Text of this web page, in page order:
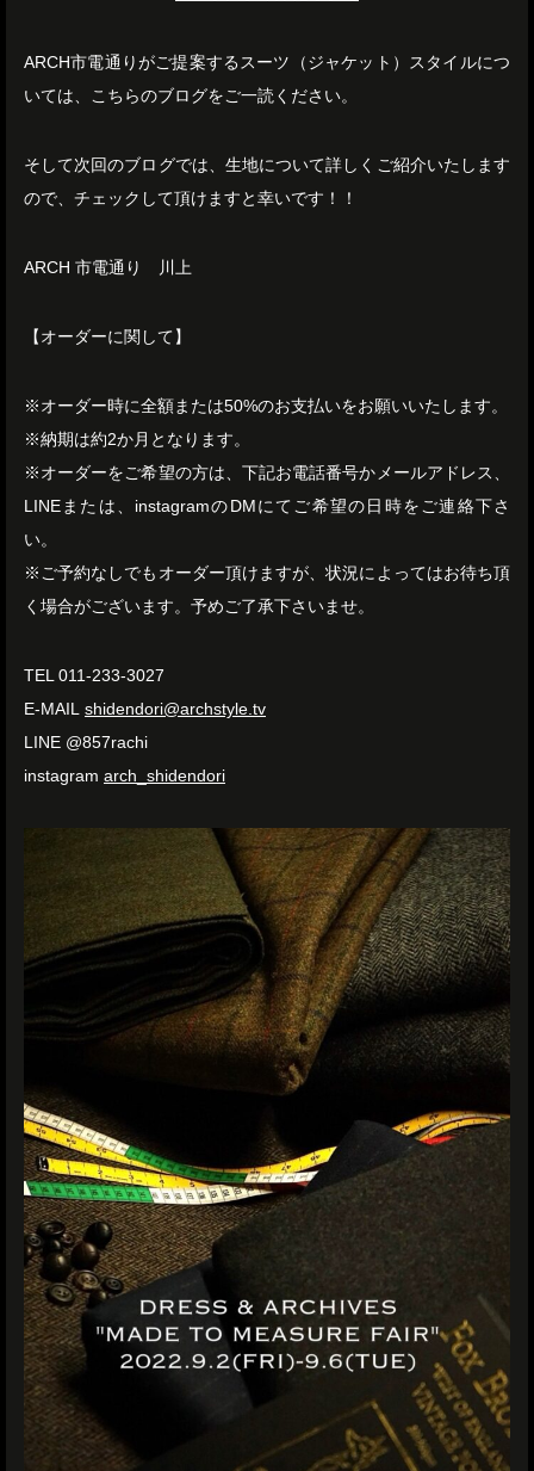
ARCH市電通りがご提案するスーツ（ジャケット）スタイルにつ
いては、こちらのブログをご一読ください。
そして次回のブログでは、生地について詳しくご紹介いたします
ので、チェックして頂けますと幸いです！！
ARCH 市電通り 川上
【オーダーに関して】
※オーダー時に全額または50%のお支払いをお願いいたします。
※納期は約2か月となります。
※オーダーをご希望の方は、下記お電話番号かメールアドレス、
LINEまたは、instagramのDMにてご希望の日時をご連絡下さ
い。
※ご予約なしでもオーダー頂けますが、状況によってはお待ち頂
く場合がございます。予めご了承下さいませ。
TEL 011-233-3027
E-MAIL shidendori@archstyle.tv
LINE @857rachi
instagram arch_shidendori